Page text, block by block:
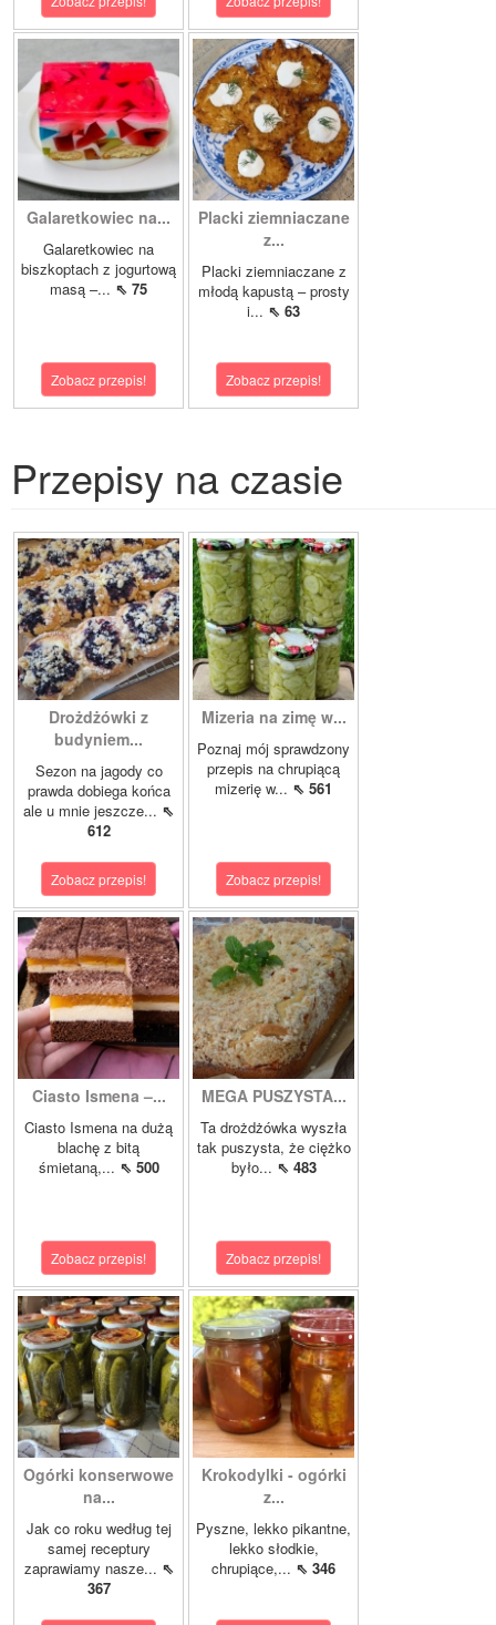
Galaretkowiec na...
Galaretkowiec na
biszkoptach z jogurtową
masą –... ⇖ 75
Zobacz przepis!
Placki ziemniaczane
z...
Placki ziemniaczane z
młodą kapustą – prosty
i... ⇖ 63
Zobacz przepis!
Przepisy na czasie
Drożdżówki z
budyniem...
Sezon na jagody co
prawda dobiega końca
ale u mnie jeszcze... ⇖
612
Zobacz przepis!
Mizeria na zimę w...
Poznaj mój sprawdzony
przepis na chrupiącą
mizerię w... ⇖ 561
Zobacz przepis!
Ciasto Ismena –...
Ciasto Ismena na dużą
blachę z bitą
śmietaną,... ⇖ 500
Zobacz przepis!
MEGA PUSZYSTA...
Ta drożdżówka wyszła
tak puszysta, że ciężko
było... ⇖ 483
Zobacz przepis!
Ogórki konserwowe
na...
Jak co roku według tej
samej receptury
zaprawiamy nasze... ⇖
367
Krokodylki - ogórki
z...
Pyszne, lekko pikantne,
lekko słodkie,
chrupiące,... ⇖ 346